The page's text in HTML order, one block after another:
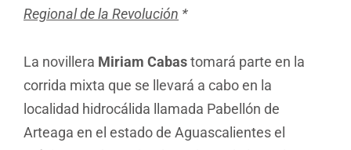
Regional de la Revolución *
La novillera Miriam Cabastomará parte en la
corrida mixta que se llevará a cabo en la
localidad hidrocálida llamada Pabellón de
Arteaga en el estado de Aguascalientes el